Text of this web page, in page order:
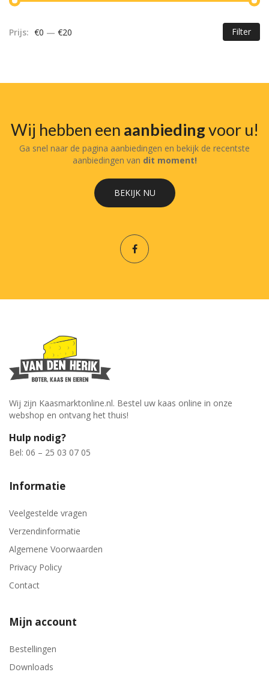
Filter
Prijs: €0 — €20
Wij hebben een aanbiedingvoor u!
Ga snel naar de pagina aanbiedingen en bekijk de recentste
aanbiedingen van dit moment!
BEKIJK NU
Wij zijn Kaasmarktonline.nl. Bestel uw kaas online in onze
webshop en ontvang het thuis!
Hulp nodig?
Bel: 06 – 25 03 07 05
Informatie
Veelgestelde vragen
Verzendinformatie
Algemene Voorwaarden
Privacy Policy
Contact
Mijn account
Bestellingen
Downloads